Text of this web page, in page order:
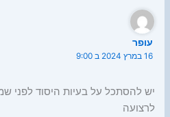
עופר
16 במרץ 2024 ב 9:00
יש להסתכל על בעיות היסוד לפני
לרצועה